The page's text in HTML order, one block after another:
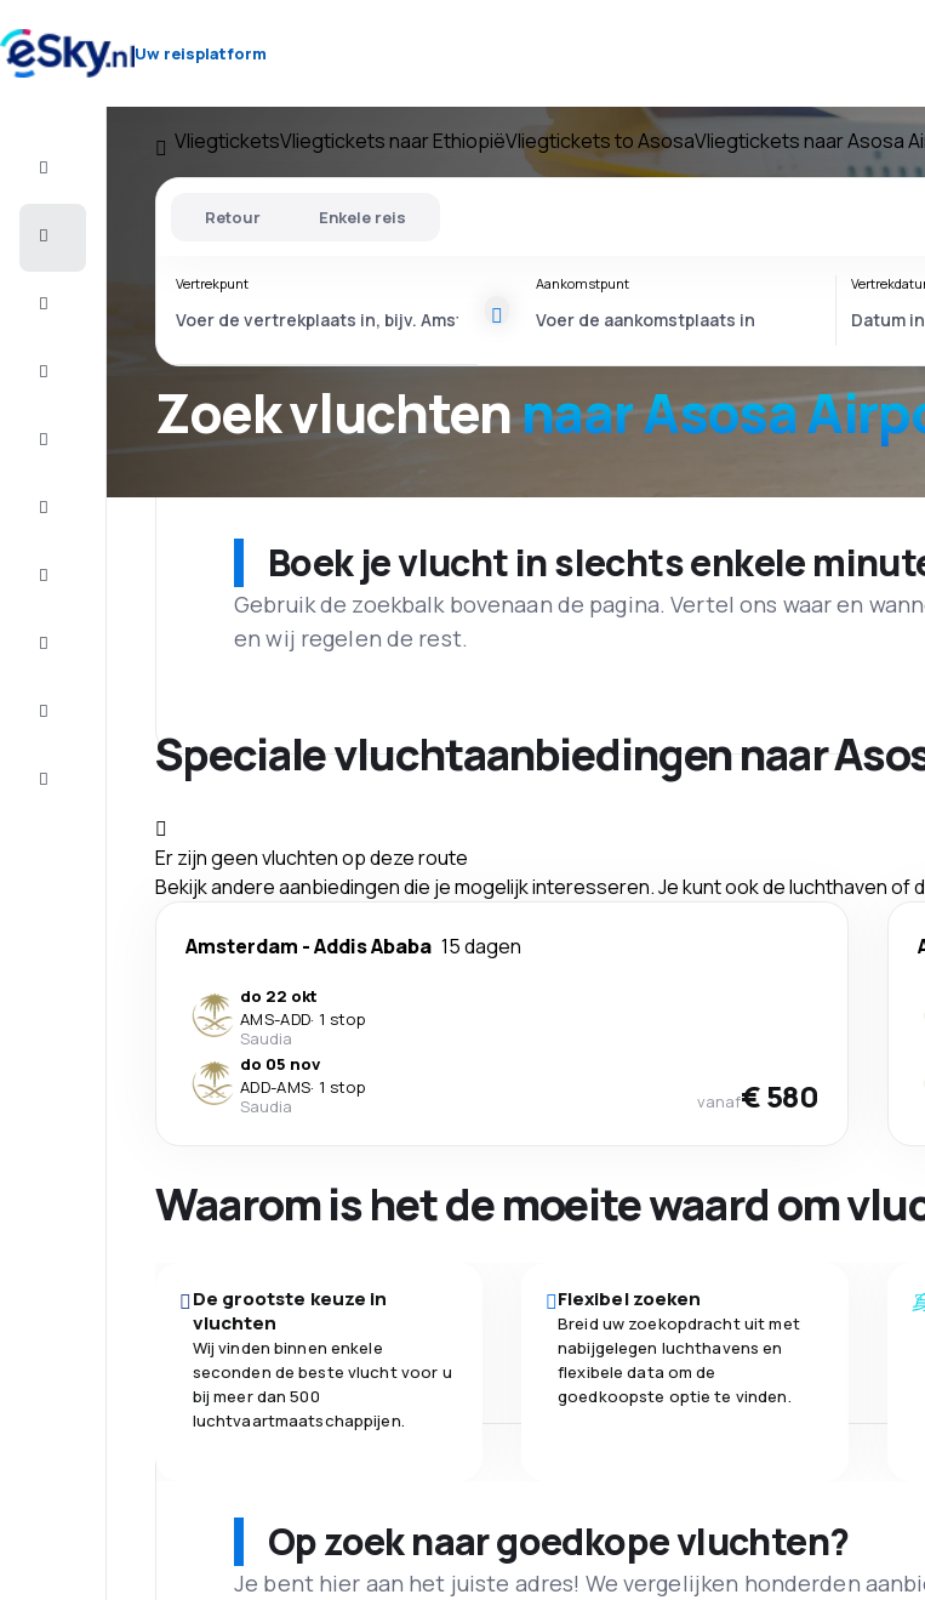
Uw reisplatform
VliegticketsVliegtickets naar EthiopiëVliegtickets to AsosaVliegtickets naar Asosa
Zoek vluchtennaarAsosa
Retour Enkele reis
Vertrekpunt Aankomstpunt
Boek je vlucht in slechts enkele
Gebruik de zoekbalk bovenaan de pagina. Vertel ons waar en
en wij regelen de rest.
Speciale vluchtaanbiedingen naar
Er zijn geen vluchten op deze route
Bekijk andere aanbiedingen die je mogelijk interesseren. Je kunt ook de luchthaven of
Amsterdam -Addis Ababa 15 dagen
do 22 okt
AMS-ADD· 1 stop
Saudia
do 05 nov
ADD-AMS· 1 stop
Saudia
vanaf€ 580
Waarom is het de moeite waard om
De grootste keuze in
vluchten
Wij vinden binnen enkele
seconden de beste vlucht voor u
bij meer dan 500
luchtvaartmaatschappijen.
Flexibel zoeken
Breid uw zoekopdracht uit met
nabijgelegen luchthavens en
flexibele data om de
goedkoopste optie te vinden.
Op zoek naar goedkope vluchten?
Je bent hier aan het juiste adres! We vergelijken honderden